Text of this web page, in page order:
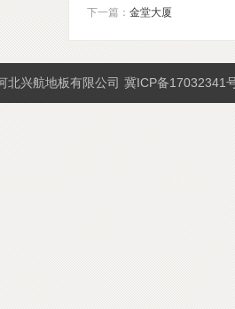
下一篇： 金堂大厦
北兴航地板有限公司 冀ICP备17032341